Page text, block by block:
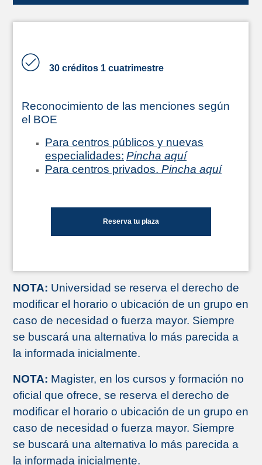
30 créditos 1 cuatrimestre
Reconocimiento de las menciones según
el BOE
Para centros públicos y nuevas
especialidades: Pincha aquí
Para centros privados. Pincha aquí
Reserva tu plaza
NOTA: Universidad se reserva el derecho de
modificar el horario o ubicación de un grupo en
caso de necesidad o fuerza mayor. Siempre
se buscará una alternativa lo más parecida a
la informada inicialmente.
NOTA: Magister, en los cursos y formación no
oficial que ofrece, se reserva el derecho de
modificar el horario o ubicación de un grupo en
caso de necesidad o fuerza mayor. Siempre
se buscará una alternativa lo más parecida a
la informada inicialmente.